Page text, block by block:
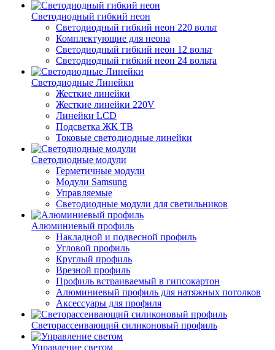
Светодиодный гибкий неон
Светодиодный гибкий неон 220 вольт
Комплектующие для неона
Светодиодный гибкий неон 12 вольт
Светодиодный гибкий неон 24 вольта
Светодиодные Линейки
Жесткие линейки
Жесткие линейки 220V
Линейки LCD
Подсветка ЖК ТВ
Токовые светодиодные линейки
Светодиодные модули
Герметичные модули
Модули Samsung
Управляемые
Светодиодные модули для светильников
Алюминиевый профиль
Накладной и подвесной профиль
Угловой профиль
Круглый профиль
Врезной профиль
Профиль встраиваемый в гипсокартон
Алюминиевый профиль для натяжных потолков
Аксессуары для профиля
Светорассеивающий силиконовый профиль
Управление светом